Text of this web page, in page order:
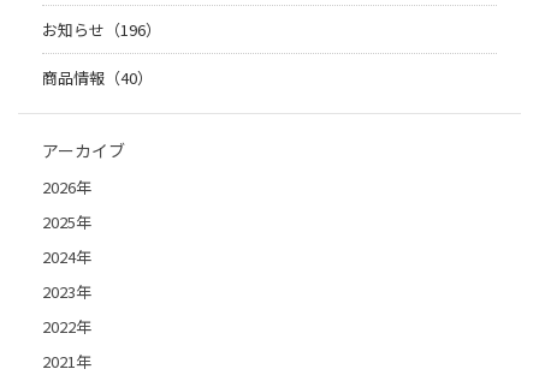
お知らせ（196）
商品情報（40）
アーカイブ
2026年
2025年
2024年
2023年
2022年
2021年